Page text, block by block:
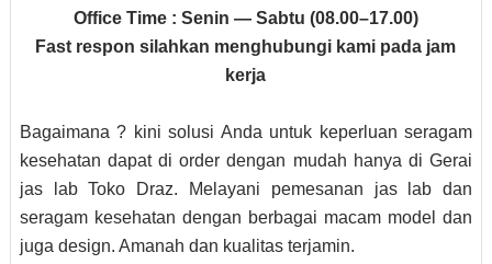
Office Time : Senin — Sabtu (08.00–17.00)
Fast respon silahkan menghubungi kami pada jam
kerja
Bagaimana ? kini solusi Anda untuk keperluan seragam
kesehatan dapat di order dengan mudah hanya di Gerai
jas lab Toko Draz. Melayani pemesanan jas lab dan
seragam kesehatan dengan berbagai macam model dan
juga design. Amanah dan kualitas terjamin.